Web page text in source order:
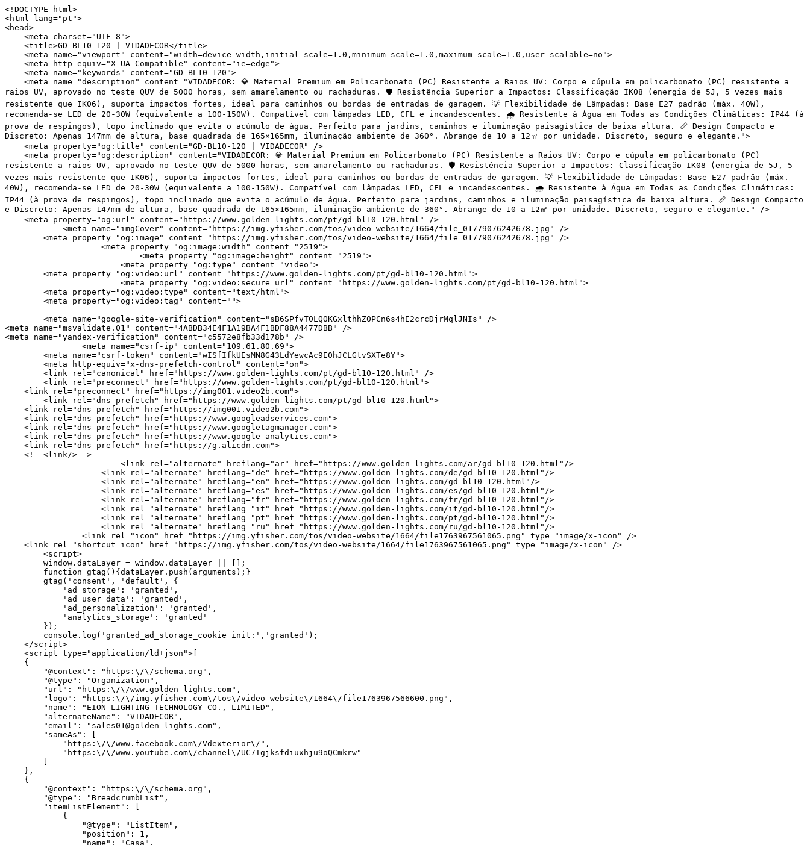
<!DOCTYPE html>
<html lang="pt">
<head>
    <meta charset="UTF-8">
    <title>GD-BL10-120 | VIDADECOR</title>
    <meta name="viewport" content="width=device-width,initial-scale=1.0,minimum-scale=1.0,maximum-scale=1.0,user-scalable=no">
    <meta http-equiv="X-UA-Compatible" content="ie=edge">
    <meta name="keywords" content="GD-BL10-120">
    <meta name="description" content="VIDADECOR: 💎 Material Premium em Policarbonato (PC) Resistente a Raios UV: Corpo e cúpula em policarbonato (PC) resistente a raios UV, aprovado no teste QUV de 5000 horas, sem amarelamento ou rachaduras. 🛡️ Resistência Superior a Impactos: Classificação IK08 (energia de 5J, 5 vezes mais resistente que IK06), suporta impactos fortes, ideal para caminhos ou bordas de entradas de garagem. 💡 Flexibilidade de Lâmpadas: Base E27 padrão (máx. 40W), recomenda-se LED de 20-30W (equivalente a 100-150W). Compatível com lâmpadas LED, CFL e incandescentes. 🌧️ Resistente à Água em Todas as Condições Climáticas: IP44 (à prova de respingos), topo inclinado que evita o acúmulo de água. Perfeito para jardins, caminhos e iluminação paisagística de baixa altura. 📏 Design Compacto e Discreto: Apenas 147mm de altura, base quadrada de 165×165mm, iluminação ambiente de 360°. Abrange de 10 a 12㎡ por unidade. Discreto, seguro e elegante.">
    <meta property="og:title" content="GD-BL10-120 | VIDADECOR" />
    <meta property="og:description" content="VIDADECOR: 💎 Material Premium em Policarbonato (PC) Resistente a Raios UV: Corpo e cúpula em policarbonato (PC) resistente a raios UV, aprovado no teste QUV de 5000 horas, sem amarelamento ou rachaduras. 🛡️ Resistência Superior a Impactos: Classificação IK08 (energia de 5J, 5 vezes mais resistente que IK06), suporta impactos fortes, ideal para caminhos ou bordas de entradas de garagem. 💡 Flexibilidade de Lâmpadas: Base E27 padrão (máx. 40W), recomenda-se LED de 20-30W (equivalente a 100-150W). Compatível com lâmpadas LED, CFL e incandescentes. 🌧️ Resistente à Água em Todas as Condições Climáticas: IP44 (à prova de respingos), topo inclinado que evita o acúmulo de água. Perfeito para jardins, caminhos e iluminação paisagística de baixa altura. 📏 Design Compacto e Discreto: Apenas 147mm de altura, base quadrada de 165×165mm, iluminação ambiente de 360°. Abrange de 10 a 12㎡ por unidade. Discreto, seguro e elegante." />
    <meta property="og:url" content="https://www.golden-lights.com/pt/gd-bl10-120.html" />
            <meta name="imgCover" content="https://img.yfisher.com/tos/video-website/1664/file_01779076242678.jpg" />
        <meta property="og:image" content="https://img.yfisher.com/tos/video-website/1664/file_01779076242678.jpg" />
                    <meta property="og:image:width" content="2519">
                            <meta property="og:image:height" content="2519">
                        <meta property="og:type" content="video">
        <meta property="og:video:url" content="https://www.golden-lights.com/pt/gd-bl10-120.html">
                        <meta property="og:video:secure_url" content="https://www.golden-lights.com/pt/gd-bl10-120.html">
        <meta property="og:video:type" content="text/html">
        <meta property="og:video:tag" content="">
    
        <meta name="google-site-verification" content="sB6SPfvT0LQOKGxlthhZ0PCn6s4hE2crcDjrMqlJNIs" />
<meta name="msvalidate.01" content="4ABDB34E4F1A19BA4F1BDF88A4477DBB" />
<meta name="yandex-verification" content="c5572e8fb33d178b" />
                <meta name="csrf-ip" content="109.61.80.69">
        <meta name="csrf-token" content="wISfIfkUEsMN8G43LdYewcAc9E0hJCLGtvSXTe8Y">
        <meta http-equiv="x-dns-prefetch-control" content="on">
        <link rel="canonical" href="https://www.golden-lights.com/pt/gd-bl10-120.html" />
        <link rel="preconnect" href="https://www.golden-lights.com/pt/gd-bl10-120.html">
    <link rel="preconnect" href="https://img001.video2b.com">
        <link rel="dns-prefetch" href="https://www.golden-lights.com/pt/gd-bl10-120.html">
    <link rel="dns-prefetch" href="https://img001.video2b.com">
    <link rel="dns-prefetch" href="https://www.googleadservices.com">
    <link rel="dns-prefetch" href="https://www.googletagmanager.com">
    <link rel="dns-prefetch" href="https://www.google-analytics.com">
    <link rel="dns-prefetch" href="https://g.alicdn.com">
    <!--<link/>-->
                        <link rel="alternate" hreflang="ar" href="https://www.golden-lights.com/ar/gd-bl10-120.html"/>
                    <link rel="alternate" hreflang="de" href="https://www.golden-lights.com/de/gd-bl10-120.html"/>
                    <link rel="alternate" hreflang="en" href="https://www.golden-lights.com/gd-bl10-120.html"/>
                    <link rel="alternate" hreflang="es" href="https://www.golden-lights.com/es/gd-bl10-120.html"/>
                    <link rel="alternate" hreflang="fr" href="https://www.golden-lights.com/fr/gd-bl10-120.html"/>
                    <link rel="alternate" hreflang="it" href="https://www.golden-lights.com/it/gd-bl10-120.html"/>
                    <link rel="alternate" hreflang="pt" href="https://www.golden-lights.com/pt/gd-bl10-120.html"/>
                    <link rel="alternate" hreflang="ru" href="https://www.golden-lights.com/ru/gd-bl10-120.html"/>
                <link rel="icon" href="https://img.yfisher.com/tos/video-website/1664/file1763967561065.png" type="image/x-icon" />
    <link rel="shortcut icon" href="https://img.yfisher.com/tos/video-website/1664/file1763967561065.png" type="image/x-icon" />
        <script>
        window.dataLayer = window.dataLayer || [];
        function gtag(){dataLayer.push(arguments);}
        gtag('consent', 'default', {
            'ad_storage': 'granted',
            'ad_user_data': 'granted',
            'ad_personalization': 'granted',
            'analytics_storage': 'granted'
        });
        console.log('granted_ad_storage_cookie init:','granted');
    </script>
    <script type="application/ld+json">[
    {
        "@context": "https:\/\/schema.org",
        "@type": "Organization",
        "url": "https:\/\/www.golden-lights.com",
        "logo": "https:\/\/img.yfisher.com\/tos\/video-website\/1664\/file1763967566600.png",
        "name": "EION LIGHTING TECHNOLOGY CO., LIMITED",
        "alternateName": "VIDADECOR",
        "email": "sales01@golden-lights.com",
        "sameAs": [
            "https:\/\/www.facebook.com\/Vdexterior\/",
            "https:\/\/www.youtube.com\/channel\/UC7Igjksfdiuxhju9oQCmkrw"
        ]
    },
    {
        "@context": "https:\/\/schema.org",
        "@type": "BreadcrumbList",
        "itemListElement": [
            {
                "@type": "ListItem",
                "position": 1,
                "name": "Casa",
                "item": "https:\/\/www.golden-lights.com\/pt"
            },
            {
                "@type": "ListItem",
                "position": 2,
                "name": "Produtos",
                "item": "https:\/\/www.golden-lights.com\/pt\/products"
            },
            {
                "@type": "ListItem",
                "position": 3,
                "name": "Lumin\u00e1ria externa de pl\u00e1stico",
                "item": "https:\/\/www.golden-lights.com\/pt\/products-51850"
            },
            {
                "@type": "ListItem",
                "position": 4,
                "name": "poste de luz de pl\u00e1stico",
                "item": "https:\/\/www.golden-lights.com\/pt\/products-51852"
            }
        ]
    }
]</script>
    <!-- css -->
    <link rel="stylesheet" href="/css/common_3.css?v=1717671614">
    <style>
        .iconfenxiang_boxs_m ul {
            flex-wrap: wrap;
        }

        .iconfenxiang_boxs_m li {
            margin-bottom: 8px;
        }

        .iconfenxiang_boxs_m .iconfenxiang_wauto {
            margin: 0 -6px
        }

        .iconfenxiang_boxs_m .iconfenxiang_wauto li:first-child {
            padding-left: 6px;
        }
        .cookie-tip {
            position: fixed;
            bottom: 0;
            left: 0;
            right: 0;
            z-index: 1001;
            background: rgba(0,0,0,.8);
            color:#fff;
            transition:.3s;
            display:flex;
            align-items: center;
            justify-content: center;
            padding:24px 9px;
            min-height: 80px;
        }

        .cookie-tip--hidden {
            opacity: 0;
            transform: translateY(300px)
        }

        .cookie-tip__container {flex-grow: 1;display: flex;align-items: center;width: 100%;margin: 0;}

        .cookie-tip__text {flex-grow: 1;margin-right: 24px;}

        .cookie-tip__btn {
            margin: -4px 5px;
        }
        .cookie-tip__flex {
            display: flex;
            justify-content: space-between;
        }

        @media (max-width:768px) {
            .cookie-tip__container {
                flex-direction:column;
            }

            .cookie-tip__text{
                align-self:stretch;
                margin:0 0 20px
            }
        }

        .bottom-inquiry-box {
            position: fixed;
            top: 0;
            left: 0;
            width: 100%;
            height: 100%;
            z-index: 99998;
            transition: .3s;
        }

        .bottom-inquiry-box--hidden {
            visibility: hidden;
            opacity: 0;
        }

        .bottom-inquiry-box__bg {
            position: absolute;
            top: 0;
            left: 0;
            width: 100%;
            height: 100%;
            background: rgba(0,0,0,.4);
        }

        .bottom-inquiry-box__form {
            position: absolute;
            background: #fff;
            border-radius: 16px 16px 0 0;
            box-shadow: 0 0 8px rgba(0,0,0,.1);
            top:48px;
            left: 0;
            width: 100%;
            bottom: 0;
            color: rgba(0,0,0,.8);
            display: flex;
            flex-direction: colum